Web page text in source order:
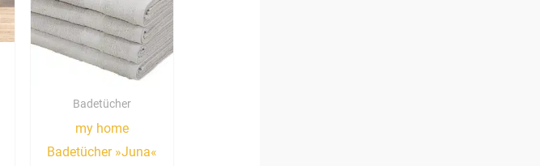
Badetücher
my home
Badetücher »Juna«